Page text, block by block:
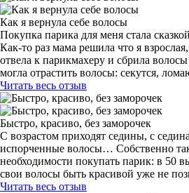
Как я вернула себе волосы
Покупка парика для меня стала
Как-то раз мама решила что я
отвела к парикмахеру и сбрила
могла отрастить волосы: секутся,
Читать весь отзыв
Быстро, красиво, без заморочек
С возрастом приходят седины, с
испорченные волосы… Собственно
необходимости покупать парик: в 50
свои волосы быть красивой уже не
Читать весь отзыв